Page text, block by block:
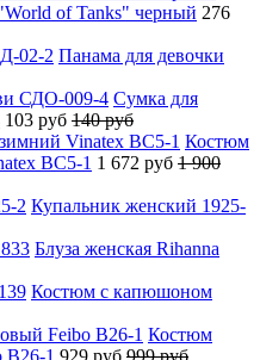
of Tanks" черный 276
Панама для девочки
Сумка для
103 руб 140 руб
Костюм
BC5-1 1 672 руб 1 900
Купальник женский 1925-
Блуза женская Rihanna
Костюм с капюшоном
Костюм
1 929 руб 999 руб